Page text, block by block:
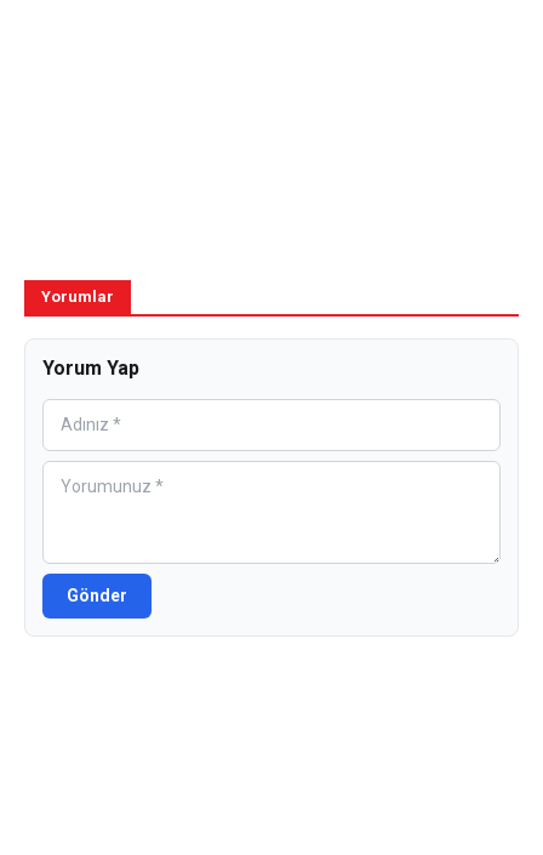
Yorumlar
Yorum Yap
Gönder